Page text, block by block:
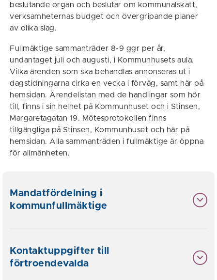
beslutande organ och beslutar om kommunalskatt,
verksamheternas budget och övergripande planer
av olika slag.
Fullmäktige sammanträder 8-9 ggr per år,
undantaget juli och augusti, i Kommunhusets aula.
Vilka ärenden som ska behandlas annonseras ut i
dagstidningarna cirka en vecka i förväg, samt här på
hemsidan. Ärendelistan med de handlingar som hör
till, finns i sin helhet på Kommunhuset och i Stinsen,
Margaretagatan 19. Mötesprotokollen finns
tillgängliga på Stinsen, Kommunhuset och här på
hemsidan. Alla sammanträden i fullmäktige är öppna
för allmänheten.
Mandatfördelning i
kommunfullmäktige
Kontaktuppgifter till
förtroendevalda